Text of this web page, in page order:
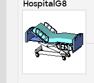
HospitalG8